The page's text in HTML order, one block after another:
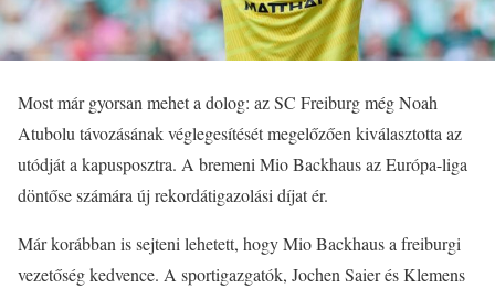
Most már gyorsan mehet a dolog: az SC Freiburg még Noah
Atubolu távozásának véglegesítését megelőzően kiválasztotta az
utódját a kapusposztra. A bremeni Mio Backhaus az Európa-liga
döntőse számára új rekordátigazolási díjat ér.
Már korábban is sejteni lehetett, hogy Mio Backhaus a freiburgi
vezetőség kedvence. A sportigazgatók, Jochen Saier és Klemens